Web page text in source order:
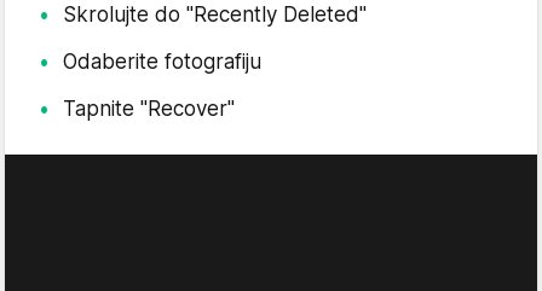
Skrolujte do "Recently Deleted"
Odaberite fotografiju
Tapnite "Recover"